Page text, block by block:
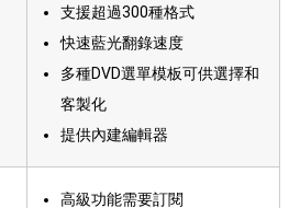
支援超過300種格式
快速藍光翻錄速度
多種DVD選單模板可供選擇和
客製化
提供內建編輯器
高級功能需要訂閱